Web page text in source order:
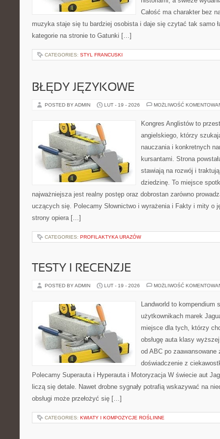
Całość ma charakter bez
muzyka staje się tu bardziej osobista i daje się czytać tak samo
kategorie na stronie to Gatunki […]
CATEGORIES: STYL FRANCUSKI
BŁĘDY JĘZYKOWE
POSTED BY ADMIN LUT - 19 - 2026 MOŻLIWOŚĆ
Kongres Anglistów to
angielskiego, którzy
nauczania i konkretnych
kursantami. Strona
stawiają na rozwój i
dziedzinę. To miejsce
najważniejsza jest realny postęp oraz dobrostan zarówno
uczących się. Polecamy Słownictwo i wyrażenia i Fakty i mity o
strony opiera […]
CATEGORIES: PROFILAKTYKA URAZÓW
TESTY I RECENZJE
POSTED BY ADMIN LUT - 19 - 2026 MOŻLIWOŚĆ
Landworld to kompendium
użytkownikach marek
miejsce dla tych, którzy
obsługę auta klasy
od ABC po zaawansowane
doświadczenie z
Polecamy Superauta i Hyperauta i Motoryzacja W świecie aut
liczą się detale. Nawet drobne sygnały potrafią wskazywać na
obsługi może przełożyć się […]
CATEGORIES: KWIATY I KOMPOZYCJE ROŚLINNE